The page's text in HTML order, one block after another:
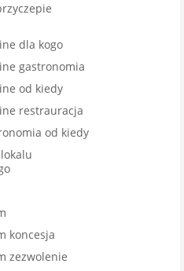
dla kogo
gastronomia
od kiedy
restrauracja
od kiedy
koncesja
zezwolenie